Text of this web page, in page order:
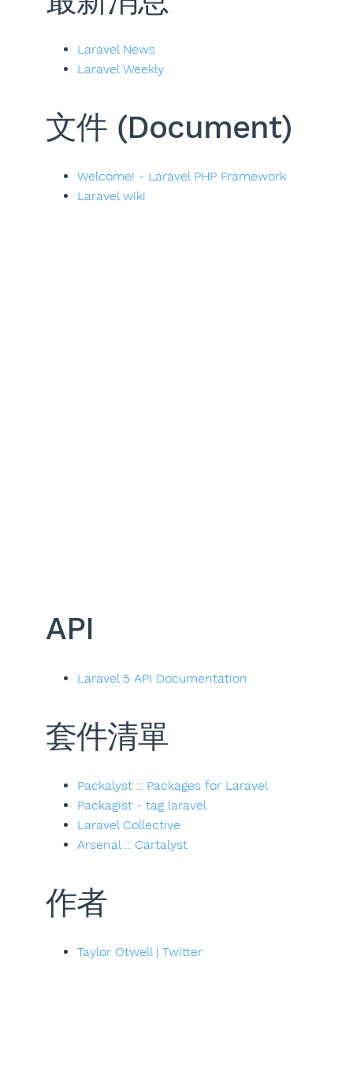
Laravel News
Laravel Weekly
文件 (Document)
Welcome! - Laravel PHP Framework
Laravel wiki
API
Laravel 5 API Documentation
套件清單
Packalyst :: Packages for Laravel
Packagist - tag laravel
Laravel Collective
Arsenal :: Cartalyst
作者
Taylor Otwell | Twitter